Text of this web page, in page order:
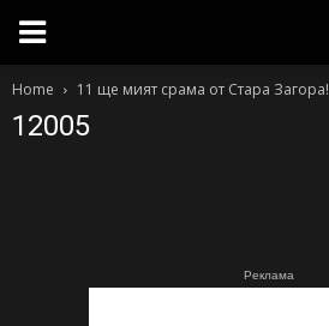
Home 11 ще мият срама от Стара Загора!
12005
Реклама